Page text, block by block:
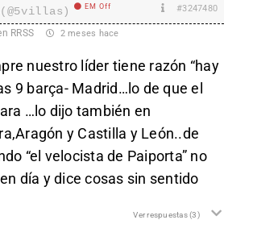
(@5villas) EM Off #3247480
RRSS 2 meses hace
nuestro líder tiene razón “hay
9 barça- Madrid…lo de que el
…lo dijo también en
y Castilla y León..de
“el velocista de Paiporta” no
día y dice cosas sin sentido
Ver respuestas(3)